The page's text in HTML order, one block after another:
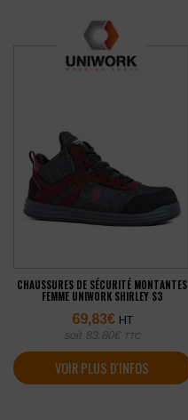
CHAUSSURES DE SÉCURITÉ MONTANTES
FEMME UNIWORK SHIRLEY S3
69,83€ HT
soit 83,80€ TTC
VOIR PLUS D'INFOS